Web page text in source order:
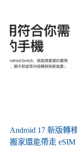
Android 17 新版轉
搬家還能帶走